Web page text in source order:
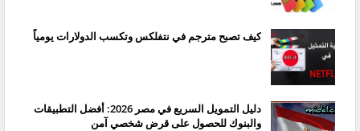
كيف تصبح مترجم في نتفلكس وتكسب الدولارات يومياً
دليل التمويل السريع في مصر 2026: أفضل التطبيقات
والبنوك للحصول على قرض شخصي آمن